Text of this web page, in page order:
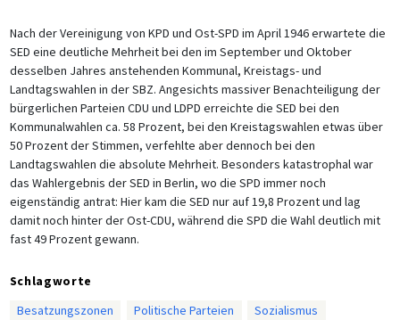
Nach der Vereinigung von KPD und Ost-SPD im April 1946 erwartete die
SED eine deutliche Mehrheit bei den im September und Oktober
desselben Jahres anstehenden Kommunal, Kreistags- und
Landtagswahlen in der SBZ. Angesichts massiver Benachteiligung der
bürgerlichen Parteien CDU und LDPD erreichte die SED bei den
Kommunalwahlen ca. 58 Prozent, bei den Kreistagswahlen etwas über
50 Prozent der Stimmen, verfehlte aber dennoch bei den
Landtagswahlen die absolute Mehrheit. Besonders katastrophal war
das Wahlergebnis der SED in Berlin, wo die SPD immer noch
eigenständig antrat: Hier kam die SED nur auf 19,8 Prozent und lag
damit noch hinter der Ost-CDU, während die SPD die Wahl deutlich mit
fast 49 Prozent gewann.
Schlagworte
Besatzungszonen
Politische Parteien
Sozialismus